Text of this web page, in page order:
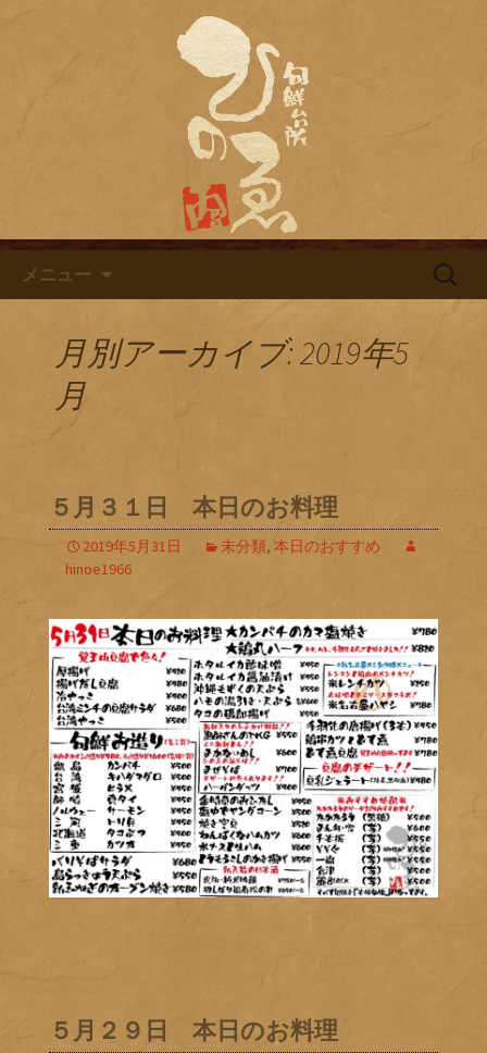
名古屋市栄にある居酒屋「旬鮮
台所ひのゑ」のブログ
名古屋市栄にある居酒屋「旬鮮台所ひ
のゑ（ひのえ）」。豊富な焼酎と海鮮
料理を中心とした、お酒に合う肴を楽
しめるお店です。季節で変わるおすす
めメニューや日替わりランチの新着情
報を随時更新中。
メニュー
検
月別アーカイブ: 2019年5
月
５月３１日 本日のお料理
2019年5月31日 未分類, 本日のおすすめ
hinoe1966
５月２９日 本日のお料理